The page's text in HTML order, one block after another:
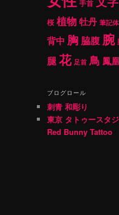
手首
桜 植物牡丹 筆記体
背中 胸 脇腹 腕
腿花 足首 鳥 鳳
ブログロール
刺青 和彫り
東京 タトゥースタ
Red Bunny Tattoo